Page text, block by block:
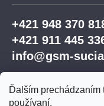
Ďalším
používaní.
+421 948 370
+421 911 445
info@gsm-